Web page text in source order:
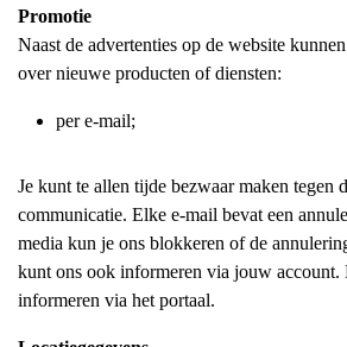
Promotie
Naast de advertenties op de website
over nieuwe producten of diensten:
per e-mail;
Je kunt te allen tijde bezwaar maken tegen
communicatie. Elke e-mail bevat een
media kun je ons blokkeren of de
kunt ons ook informeren via jouw account.
informeren via het portaal.